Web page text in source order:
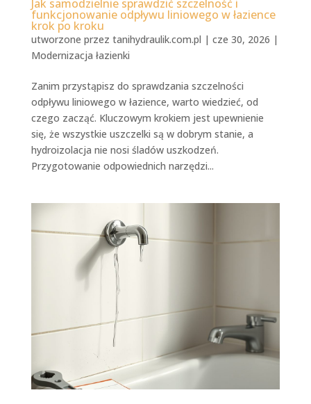
Jak samodzielnie sprawdzić szczelność i
funkcjonowanie odpływu liniowego w łazience
krok po kroku
utworzone przez tanihydraulik.com.pl | cze 30, 2026 |
Modernizacja łazienki
Zanim przystąpisz do sprawdzania szczelności
odpływu liniowego w łazience, warto wiedzieć, od
czego zacząć. Kluczowym krokiem jest upewnienie
się, że wszystkie uszczelki są w dobrym stanie, a
hydroizolacja nie nosi śladów uszkodzeń.
Przygotowanie odpowiednich narzędzi...